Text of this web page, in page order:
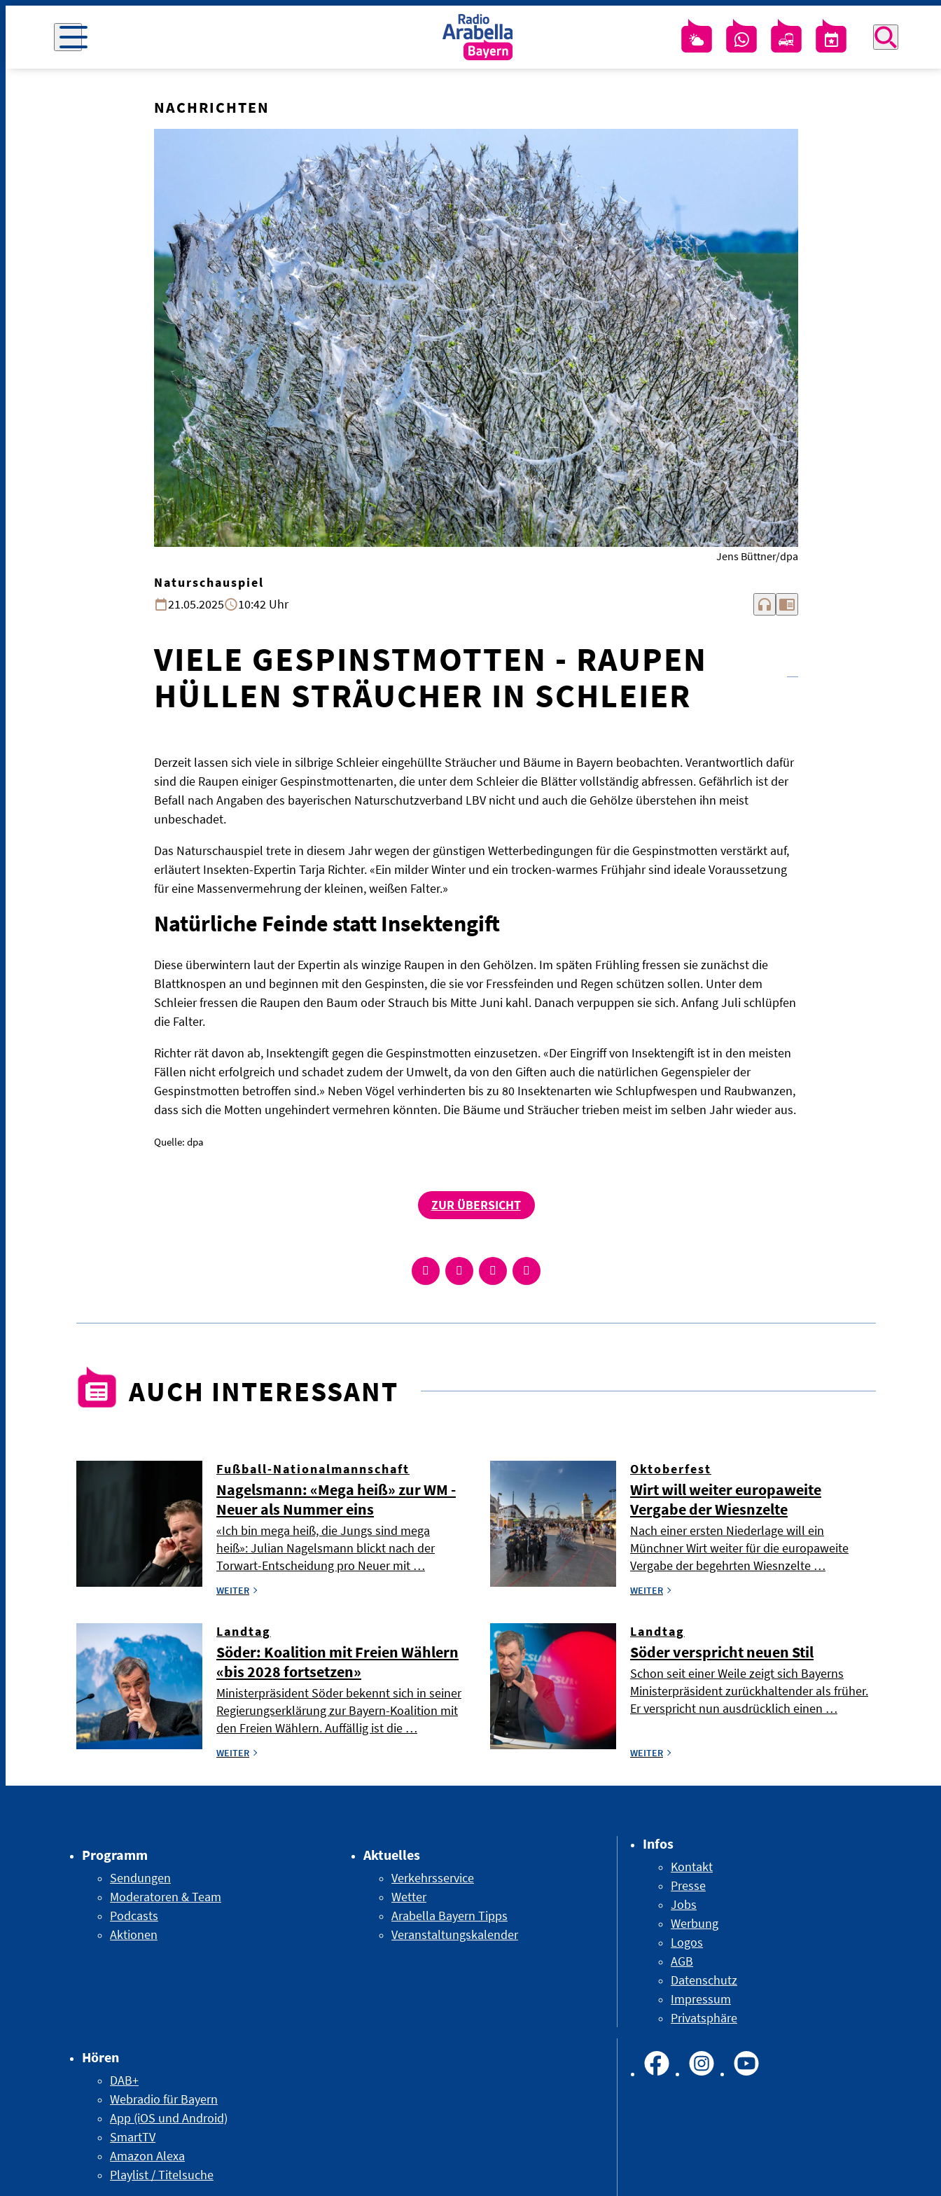
NACHRICHTEN
Jens Büttner/dpa
Naturschauspiel
21.05.2025
10:42 Uhr headphones chrome_reader_mode
VIELE GESPINSTMOTTEN - RAUPEN
HÜLLEN STRÄUCHER IN SCHLEIER
Derzeit lassen sich viele in silbrige Schleier eingehüllte Sträucher und Bäume in Bayern beobachten. Verantwortlich dafür
sind die Raupen einiger Gespinstmottenarten, die unter dem Schleier die Blätter vollständig abfressen. Gefährlich ist der
Befall nach Angaben des bayerischen Naturschutzverband LBV nicht und auch die Gehölze überstehen ihn meist
unbeschadet.
Das Naturschauspiel trete in diesem Jahr wegen der günstigen Wetterbedingungen für die Gespinstmotten verstärkt auf,
erläutert Insekten-Expertin Tarja Richter. «Ein milder Winter und ein trocken-warmes Frühjahr sind ideale Voraussetzung
für eine Massenvermehrung der kleinen, weißen Falter.»
Natürliche Feinde statt Insektengift
Diese überwintern laut der Expertin als winzige Raupen in den Gehölzen. Im späten Frühling fressen sie zunächst die
Blattknospen an und beginnen mit den Gespinsten, die sie vor Fressfeinden und Regen schützen sollen. Unter dem
Schleier fressen die Raupen den Baum oder Strauch bis Mitte Juni kahl. Danach verpuppen sie sich. Anfang Juli schlüpfen
die Falter.
Richter rät davon ab, Insektengift gegen die Gespinstmotten einzusetzen. «Der Eingriff von Insektengift ist in den meisten
Fällen nicht erfolgreich und schadet zudem der Umwelt, da von den Giften auch die natürlichen Gegenspieler der
Gespinstmotten betroffen sind.» Neben Vögel verhinderten bis zu 80 Insektenarten wie Schlupfwespen und Raubwanzen,
dass sich die Motten ungehindert vermehren könnten. Die Bäume und Sträucher trieben meist im selben Jahr wieder aus.
Quelle: dpa
ZUR ÜBERSICHT
AUCH INTERESSANT
Fußball-Nationalmannschaft
Nagelsmann: «Mega heiß» zur WM -
Neuer als Nummer eins
«Ich bin mega heiß, die Jungs sind mega
heiß»: Julian Nagelsmann blickt nach der
Torwart-Entscheidung pro Neuer mit …
WEITER
Oktoberfest
Wirt will weiter europaweite
Vergabe der Wiesnzelte
Nach einer ersten Niederlage will ein
Münchner Wirt weiter für die europaweite
Vergabe der begehrten Wiesnzelte …
WEITER
Landtag
Söder: Koalition mit Freien Wählern
«bis 2028 fortsetzen»
Ministerpräsident Söder bekennt sich in seiner
Regierungserklärung zur Bayern-Koalition mit
den Freien Wählern. Auffällig ist die …
WEITER
Landtag
Söder verspricht neuen Stil
Schon seit einer Weile zeigt sich Bayerns
Ministerpräsident zurückhaltender als früher.
Er verspricht nun ausdrücklich einen …
WEITER
Programm
Sendungen
Moderatoren & Team
Podcasts
Aktionen
Aktuelles
Verkehrsservice
Wetter
Arabella Bayern Tipps
Veranstaltungskalender
Hören
DAB+
Webradio für Bayern
App (iOS und Android)
SmartTV
Amazon Alexa
Playlist / Titelsuche
Infos
Kontakt
Presse
Jobs
Werbung
Logos
AGB
Datenschutz
Impressum
Privatsphäre